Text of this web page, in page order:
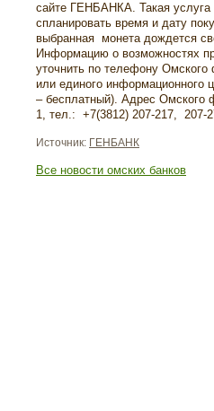
сайте ГЕНБАНКА. Такая услуга
спланировать время и дату
выбранная монета дождется
Информацию о возможностях
уточнить по телефону
или единого информационного
– бесплатный). Адрес Омского
1, тел.: +7(3812) 207-217, 207-
Источник: ГЕНБАНК
Все новости омских банков